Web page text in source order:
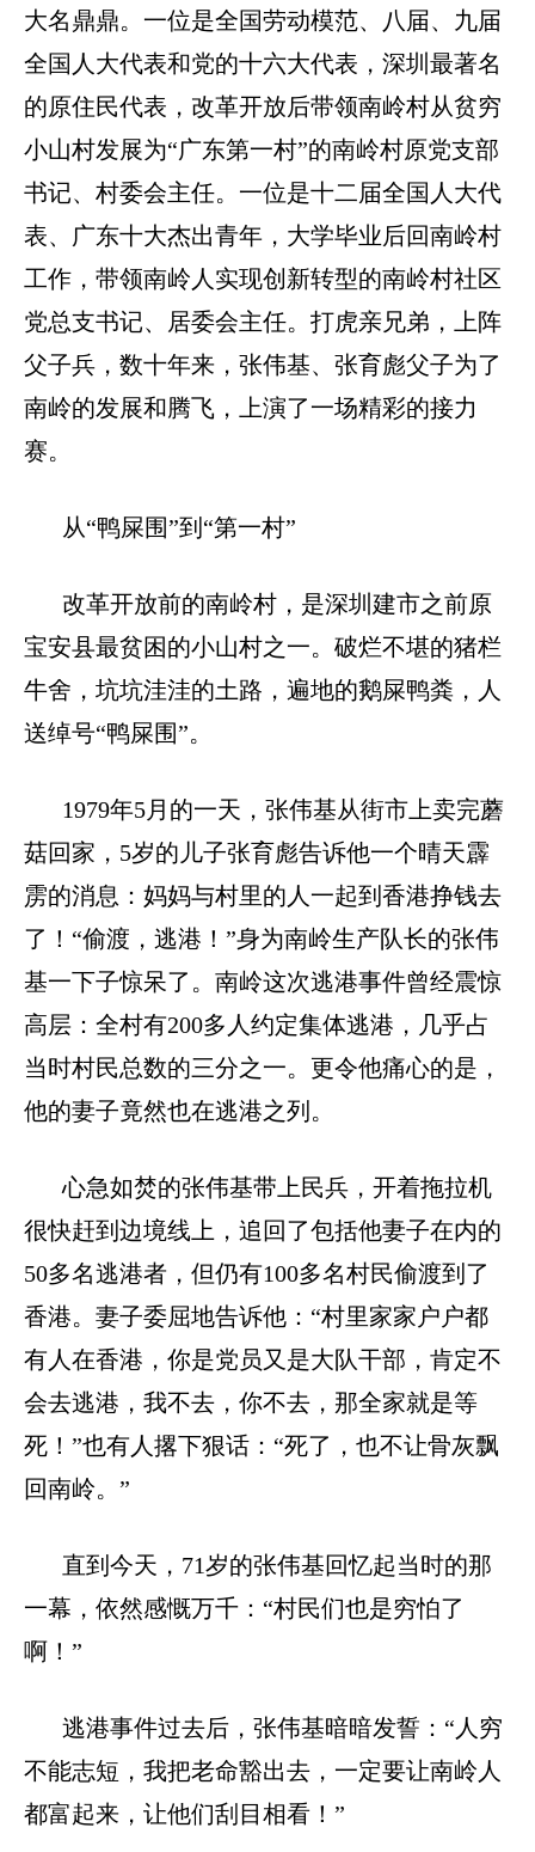
大名鼎鼎。一位是全国劳动模范、八届、九届
全国人大代表和党的十六大代表，深圳最著名
的原住民代表，改革开放后带领南岭村从贫穷
小山村发展为“广东第一村”的南岭村原党支部
书记、村委会主任。一位是十二届全国人大代
表、广东十大杰出青年，大学毕业后回南岭村
工作，带领南岭人实现创新转型的南岭村社区
党总支书记、居委会主任。打虎亲兄弟，上阵
父子兵，数十年来，张伟基、张育彪父子为了
南岭的发展和腾飞，上演了一场精彩的接力
赛。
从“鸭屎围”到“第一村”
改革开放前的南岭村，是深圳建市之前原
宝安县最贫困的小山村之一。破烂不堪的猪栏
牛舍，坑坑洼洼的土路，遍地的鹅屎鸭粪，人
送绰号“鸭屎围”。
1979年5月的一天，张伟基从街市上卖完蘑
菇回家， 5岁的儿子张育彪告诉他一个晴天霹
雳的消息：妈妈与村里的人一起到香港挣钱去
了！“偷渡，逃港！”身为南岭生产队长的张伟
基一下子惊呆了。南岭这次逃港事件曾经震惊
高层：全村有200多人约定集体逃港，几乎占
当时村民总数的三分之一。更令他痛心的是，
他的妻子竟然也在逃港之列。
心急如焚的张伟基带上民兵，开着拖拉机
很快赶到边境线上，追回了包括他妻子在内的
50多名逃港者，但仍有100多名村民偷渡到了
香港。妻子委屈地告诉他：“村里家家户户都
有人在香港，你是党员又是大队干部，肯定不
会去逃港，我不去，你不去，那全家就是等
死！”也有人撂下狠话：“死了，也不让骨灰飘
回南岭。”
直到今天， 71岁的张伟基回忆起当时的那
一幕，依然感慨万千：“村民们也是穷怕了
啊！”
逃港事件过去后，张伟基暗暗发誓：“人穷
不能志短，我把老命豁出去，一定要让南岭人
都富起来，让他们刮目相看！”